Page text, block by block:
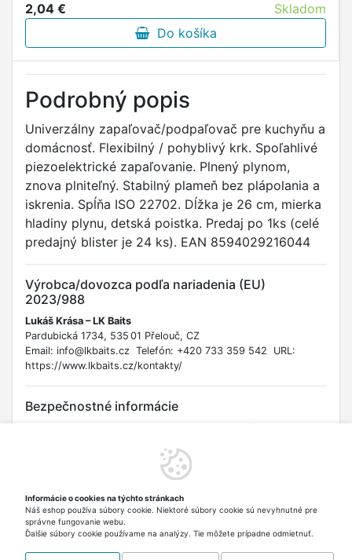
2,04 €
Skladom
Do košíka
Podrobný popis
Univerzálny zapaľovač/podpaľovač pre kuchyňu a
domácnosť. Flexibilný / pohyblivý krk. Spoľahlivé
piezoelektrické zapaľovanie. Plnený plynom,
znova plniteľný. Stabilný plameň bez plápolania a
iskrenia. Spĺňa ISO 22702. Dĺžka je 26 cm, mierka
hladiny plynu, detská poistka. Predaj po 1ks (celé
predajný blister je 24 ks). EAN 8594029216044
Výrobca/dovozca podľa nariadenia (EU)
2023/988
Lukáš Krása – LK Baits
Pardubická 1734, 535 01 Přelouč, CZ
Email: info@lkbaits.cz Telefón: +420 733 359 542 URL:
https://www.lkbaits.cz/kontakty/
Bezpečnostné informácie
popáleninám. Varovanie: Udržujte mimo dosahu detí.
Zapaľovač nie je hračka. Chráňte pred teplom nad 50°C a
ohňa. Používajte iba v dobre vetraných priestoroch. Vekové
obmedzenie: Predaj osobám mladším ako 18 rokov je
zakázaný.
Informácie o cookies na týchto stránkach
Náš eshop používa súbory cookie. Niektoré súbory cookie sú nevyhnutné pre
správne fungovanie webu.
Ďalšie súbory cookie používame na analýzy. Tie môžete prípadne odmietnuť.